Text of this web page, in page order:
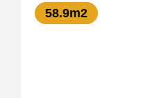
58.9m2